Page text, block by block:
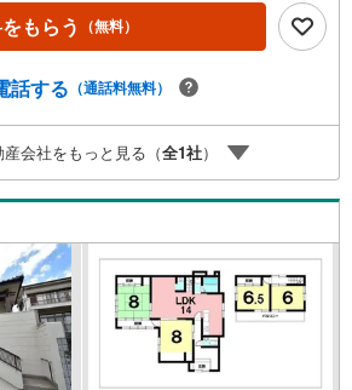
丘店まで徒歩7分（約530m）・南日本銀行吉
8分（約580m）・タイヨー吉野店まで徒歩8
リーマート 大明ヶ丘店まで徒歩9分（約660
・大明丘小学校まで徒歩13分（約1020m）・
徒歩20分（約1530m）他にもご覧になりた
のご相談、資金計画、お申込みが可能 売却
も無料で受付中 お家のことならハウスドゥ
日本ハウスにお任せ下さい！
もらう （無料）
話する （通話料無料）
会社をもっと見る（全1社）